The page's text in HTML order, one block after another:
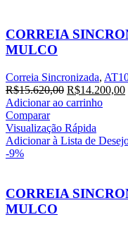
CORREIA
MULCO
Correia Sincronizada,
R$15.620,00 R$14.200,00
Adicionar ao carrinho
Comparar
Visualização Rápida
Adicionar à Lista de
-9%
CORREIA
MULCO